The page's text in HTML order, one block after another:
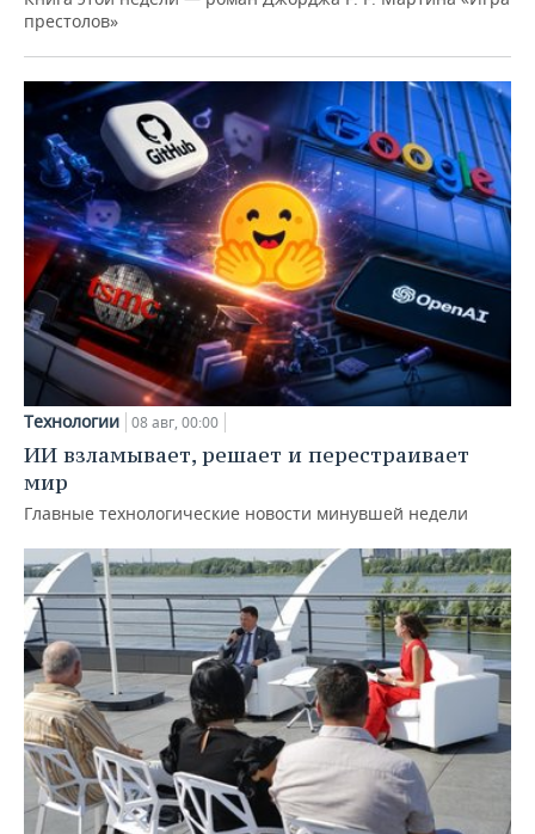
престолов»
Технологии 08 авг, 00:00
ИИ взламывает, решает и перестраивает
мир
Главные технологические новости минувшей недели